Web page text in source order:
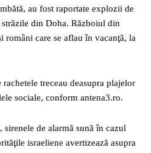
au fost raportate explozii de
din Doha. Războiul din
care se aflau în vacanţă, la
treceau deasupra plajelor
sociale, conform antena3.ro.
de alarmă sună în cazul
israeliene avertizează asupra